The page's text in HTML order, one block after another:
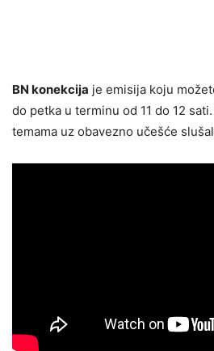
BN konekcija je emisija koju
do petka u terminu od 11 do 12
temama uz obavezno učešće